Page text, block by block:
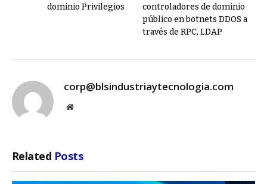
dominio Privilegios
controladores de dominio
público en botnets DDOS a
través de RPC, LDAP
corp@blsindustriaytecnologia.com
Website
Related Posts